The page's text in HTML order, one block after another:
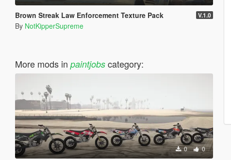
Brown Streak Law Enforcement Texture Pack V.1.0
By NotKipperSupreme
More mods in paintjobscategory:
0 0